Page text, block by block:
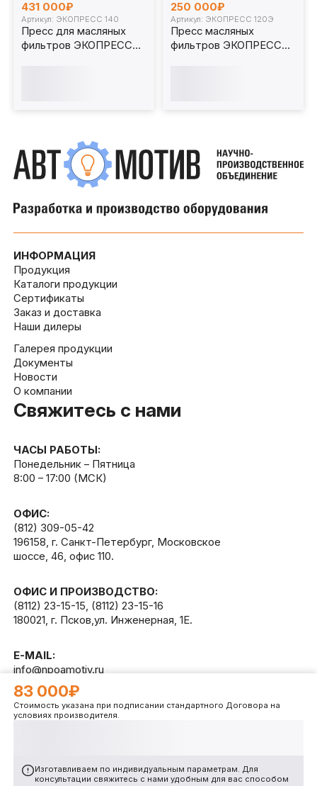
83 000₽
Стоимость указана при подписании стандартного Договора на
условиях производителя.
Изготавливаем по индивидуальным параметрам. Для
консультации свяжитесь с нами удобным для вас способом
431 000₽
Артикул: ЭКОПРЕСС 140
Пресс для масляных
фильтров ЭКОПРЕСС
250 000₽
Артикул: ЭКОПРЕСС 120Э
Пресс масляных
фильтров ЭКОПРЕСС
ИНФОРМАЦИЯ
Продукция
Каталоги продукции
Сертификаты
Заказ и доставка
Наши дилеры
Галерея продукции
Документы
Новости
О компании
Свяжитесь с нами
ЧАСЫ РАБОТЫ:
Понедельник – Пятница
8:00 – 17:00 (МСК)
ОФИС:
(812) 309-05-42
196158, г. Санкт-Петербург, Московское
шоссе, 46, офис 110.
ОФИС И ПРОИЗВОДСТВО:
(8112) 23-15-15, (8112) 23-15-16
180021, г. Псков,ул. Инженерная, 1Е.
E-MAIL:
info@npoamotiv.ru
Разработано вWEBCETERA